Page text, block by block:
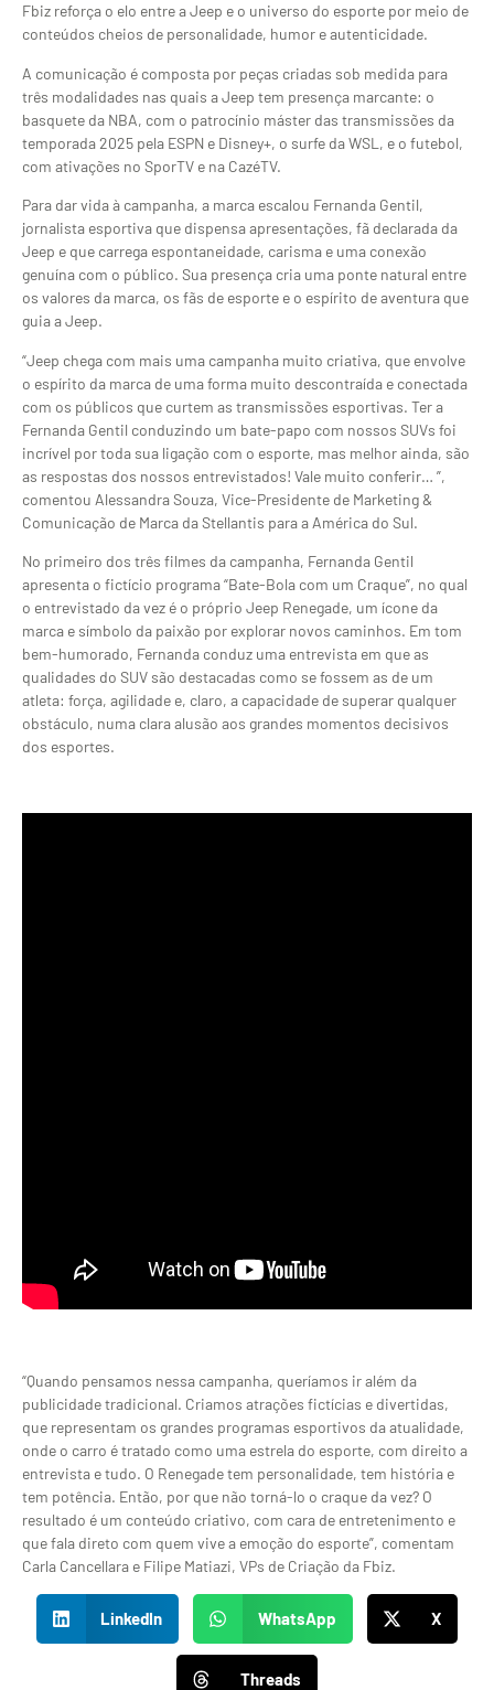
Fbiz reforça o elo entre a Jeep e o universo do esporte por meio de
conteúdos cheios de personalidade, humor e autenticidade.
A comunicação é composta por peças criadas sob medida para
três modalidades nas quais a Jeep tem presença marcante: o
basquete da NBA, com o patrocínio máster das transmissões da
temporada 2025 pela ESPN e Disney+, o surfe da WSL, e o futebol,
com ativações no SporTV e na CazéTV.
Para dar vida à campanha, a marca escalou Fernanda Gentil,
jornalista esportiva que dispensa apresentações, fã declarada da
Jeep e que carrega espontaneidade, carisma e uma conexão
genuína com o público. Sua presença cria uma ponte natural entre
os valores da marca, os fãs de esporte e o espírito de aventura que
guia a Jeep.
“Jeep chega com mais uma campanha muito criativa, que envolve
o espírito da marca de uma forma muito descontraída e conectada
com os públicos que curtem as transmissões esportivas. Ter a
Fernanda Gentil conduzindo um bate-papo com nossos SUVs foi
incrível por toda sua ligação com o esporte, mas melhor ainda, são
as respostas dos nossos entrevistados! Vale muito conferir… ”,
comentou Alessandra Souza, Vice-Presidente de Marketing &
Comunicação de Marca da Stellantis para a América do Sul.
No primeiro dos três filmes da campanha, Fernanda Gentil
apresenta o fictício programa “Bate-Bola com um Craque”, no qual
o entrevistado da vez é o próprio Jeep Renegade, um ícone da
marca e símbolo da paixão por explorar novos caminhos. Em tom
bem-humorado, Fernanda conduz uma entrevista em que as
qualidades do SUV são destacadas como se fossem as de um
atleta: força, agilidade e, claro, a capacidade de superar qualquer
obstáculo, numa clara alusão aos grandes momentos decisivos
dos esportes.
“Quando pensamos nessa campanha, queríamos ir além da
publicidade tradicional. Criamos atrações fictícias e divertidas,
que representam os grandes programas esportivos da atualidade,
onde o carro é tratado como uma estrela do esporte, com direito a
entrevista e tudo. O Renegade tem personalidade, tem história e
tem potência. Então, por que não torná-lo o craque da vez? O
resultado é um conteúdo criativo, com cara de entretenimento e
que fala direto com quem vive a emoção do esporte”, comentam
Carla Cancellara e Filipe Matiazi, VPs de Criação da Fbiz.
LinkedIn WhatsApp X
Threads